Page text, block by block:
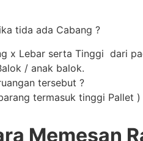
tida ada Cabang ?
x Lebar serta Tinggi dari
/ anak balok.
tersebut ?
termasuk tinggi Pallet )
Memesan